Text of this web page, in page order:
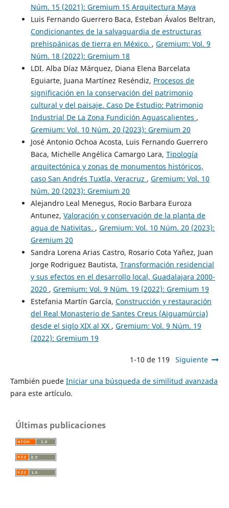
Núm. 15 (2021): Gremium 15 Arquitectura Maya
Luis Fernando Guerrero Baca, Esteban Ávalos Beltran,
Condicionantes de la salvaguardia de estructuras
prehispánicas de tierra en México. , Gremium: Vol. 9
Núm. 18 (2022): Gremium 18
LDI. Alba Díaz Márquez, Diana Elena Barcelata
Eguiarte, Juana Martínez Reséndiz, Procesos de
significación en la conservación del patrimonio
cultural y del paisaje. Caso De Estudio: Patrimonio
Industrial De La Zona Fundición Aguascalientes ,
Gremium: Vol. 10 Núm. 20 (2023): Gremium 20
José Antonio Ochoa Acosta, Luis Fernando Guerrero
Baca, Michelle Angélica Camargo Lara, Tipología
arquitectónica y zonas de monumentos históricos,
caso San Andrés Tuxtla, Veracruz , Gremium: Vol. 10
Núm. 20 (2023): Gremium 20
Alejandro Leal Menegus, Rocio Barbara Euroza
Antunez, Valoración y conservación de la planta de
agua de Nativitas. , Gremium: Vol. 10 Núm. 20 (2023):
Gremium 20
Sandra Lorena Arias Castro, Rosario Cota Yañez, Juan
Jorge Rodriguez Bautista, Transformación residencial
y sus efectos en el desarrollo local, Guadalajara 2000-
2020 , Gremium: Vol. 9 Núm. 19 (2022): Gremium 19
Estefania Martín García, Construcción y restauración
del Real Monasterio de Santes Creus (Aiguamúrcia)
desde el siglo XIX al XX , Gremium: Vol. 9 Núm. 19
(2022): Gremium 19
1-10 de 119 Siguiente
También puede Iniciar una búsqueda de similitud avanzada
para este artículo.
Últimas publicaciones